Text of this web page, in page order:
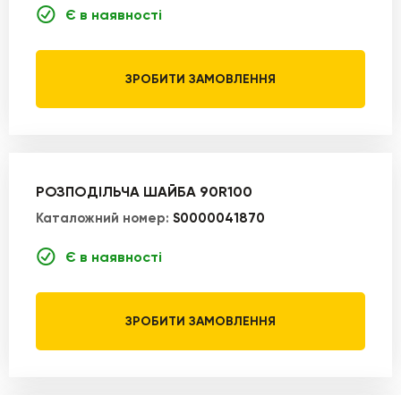
Є в наявності
ЗРОБИТИ ЗАМОВЛЕННЯ
РОЗПОДІЛЬЧА ШАЙБА 90R100
Каталожний номер: S0000041870
Є в наявності
ЗРОБИТИ ЗАМОВЛЕННЯ